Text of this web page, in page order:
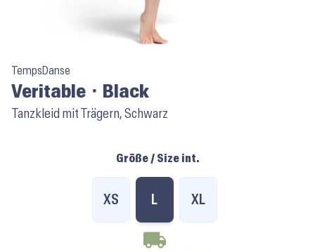
TempsDanse
Veritable ⬝ Black
Tanzkleid mit Trägern, Schwarz
Größe / Size int.
XS L XL